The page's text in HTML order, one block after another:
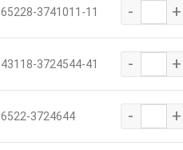
65228-3741011-11 - +
43118-3724544-41 - +
6522-3724644 - +